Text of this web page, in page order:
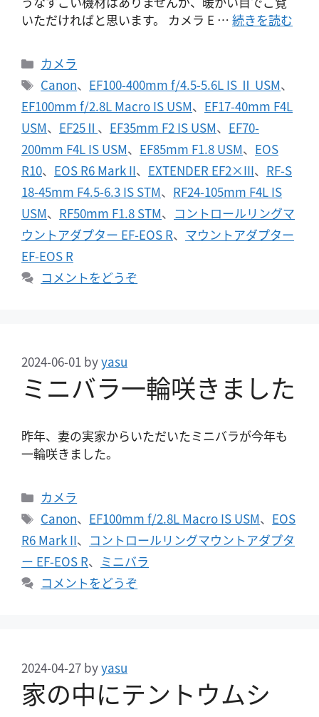
いただければと思います。 カメラ E … 続きを読む
カ
テ
ゴ
リ
ー
カメラ
タ
グ
Canon、 EF100-400mm f/4.5-5.6L IS Ⅱ USM、
EF100mm f/2.8L Macro IS USM、 EF17-40mm F4L
USM、 EF25Ⅱ 、 EF35mm F2 IS USM、 EF70-
200mm F4L IS USM、 EF85mm F1.8 USM、 EOS
R10、 EOS R6 Mark II、 EXTENDER EF2×III、 RF-S
18-45mm F4.5-6.3 IS STM、 RF24-105mm F4L IS
USM、 RF50mm F1.8 STM、 コントロールリングマ
ウントアダプター EF-EOS R、 マウントアダプター
EF-EOS R
コメントをどうぞ
ミニバラ一輪咲きました
2024-06-01 byyasu
昨年、妻の実家からいただいたミニバラが今年も
一輪咲きました。
カ
テ
ゴ
リ
ー
カメラ
タ
グ
Canon、 EF100mm f/2.8L Macro IS USM、 EOS
R6 Mark II、 コントロールリングマウントアダプタ
ー EF-EOS R、 ミニバラ
コメントをどうぞ
家の中にテントウムシ
2024-04-27 byyasu